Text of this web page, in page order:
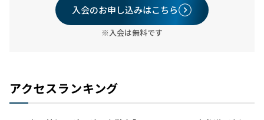
入会のお申し込みはこちら
※入会は無料です
アクセスランキング